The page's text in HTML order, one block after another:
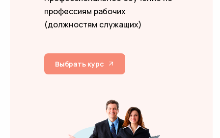
профессиям рабочих
(должностям служащих)
Выбрать курс